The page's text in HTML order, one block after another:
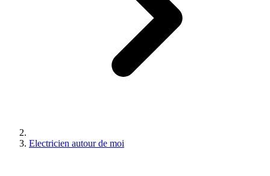
Electricien autour de moi